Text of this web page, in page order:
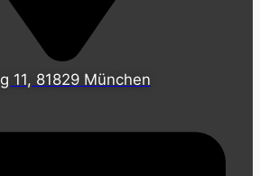
11, 81829 München